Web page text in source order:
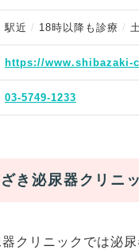
駅近 18時以降も診療
https://
03-5749-1233
き泌尿器クリニ
器クリニックでは泌